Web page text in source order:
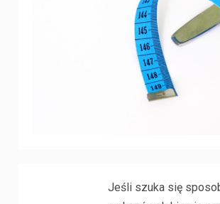
Jeśli szuka się